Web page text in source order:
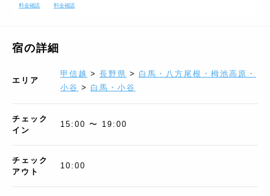
料金確認 料金確認
宿の詳細
エリア
甲信越 > 長野県 > 白馬・八方尾根・栂池高原・
小谷 > 白馬・小谷
チェック
イン
15:00 〜 19:00
チェック
アウト
10:00